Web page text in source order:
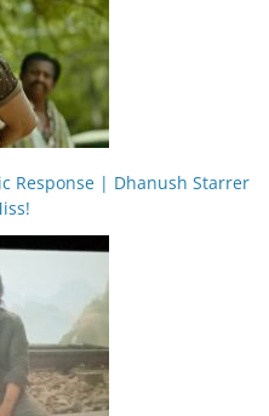
Response | Dhanush Starrer